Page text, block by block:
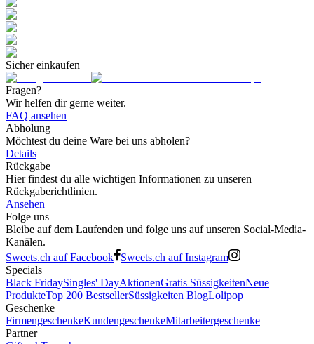
Sicher einkaufen
Fragen?
Wir helfen dir gerne weiter.
FAQ ansehen
Abholung
Möchtest du deine Ware bei uns abholen?
Details
Rückgabe
Hier findest du alle wichtigen Informationen zu unseren
Rückgaberichtlinien.
Ansehen
Folge uns
Bleibe auf dem Laufenden und folge uns auf unseren Social-Media-
Kanälen.
Sweets.ch auf Facebook
Sweets.ch auf Instagram
Specials
Black FridaySingles' DayAktionenGratis SüssigkeitenNeue
ProdukteTop 200 BestsellerSüssigkeiten BlogLolipop
Geschenke
FirmengeschenkeKundengeschenkeMitarbeitergeschenke
Partner